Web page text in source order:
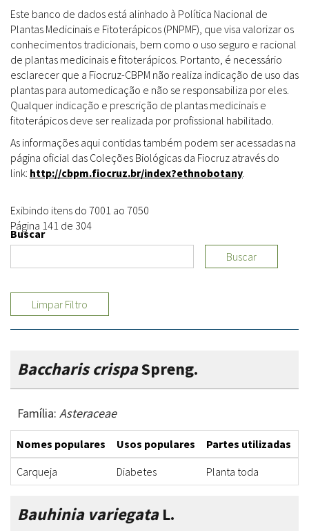
Este banco de dados está alinhado à Política Nacional de
Plantas Medicinais e Fitoterápicos (PNPMF), que visa valorizar os
conhecimentos tradicionais, bem como o uso seguro e racional
de plantas medicinais e fitoterápicos. Portanto, é necessário
esclarecer que a Fiocruz-CBPM não realiza indicação de uso das
plantas para automedicação e não se responsabiliza por eles.
Qualquer indicação e prescrição de plantas medicinais e
fitoterápicos deve ser realizada por profissional habilitado.
As informações aqui contidas também podem ser acessadas na
página oficial das Coleções Biológicas da Fiocruz através do
link: http://cbpm.fiocruz.br/index?ethnobotany.
Exibindo itens do 7001 ao 7050
Página 141 de 304
Buscar
Buscar
Limpar Filtro
Baccharis crispaSpreng.
Família: Asteraceae
Nomes populares Usos populares Partes utilizadas
Carqueja
Diabetes Planta toda
Bauhinia variegataL.